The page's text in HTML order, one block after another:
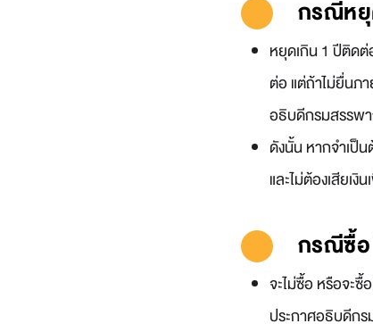
กรณีหยุ
หยุดเกิน 1 ปีติด
ต่อ แต่ถ้าไม่ยื่นภ
อธิบดีกรมสรรพ
ดังนั้น หากจำเป็
และไม่ต้องเสียเ
กรณีซื้อ
จะไม่ซื้อ หรือจะซื้
ประกาศอธิบดีก